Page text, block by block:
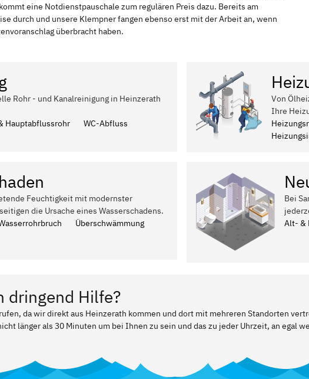
eine Notdienstpauschale zum regulären Preis dazu. Bereits am
durch und unsere Klempner fangen ebenso erst mit der Arbeit an, wenn
überbracht haben.
Rohr - und Kanalreinigung in Heinzerath
Hauptabflussrohr WC-Abfluss
Von
Ihre
Feuchtigkeit mit modernster
die Ursache eines Wasserschadens.
Überschwämmung
Bei
Alt- &
dringend Hilfe?
da wir direkt aus Heinzerath kommen und dort mit mehreren Standorten
länger als 30 Minuten um bei Ihnen zu sein und das zu jeder Uhrzeit, an egal